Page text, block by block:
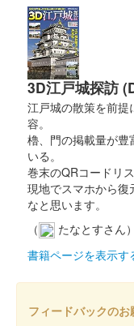
箕輪城 登城
ット
販売終了
箕輪城 御城
販売終了
群馬戦国御城印サミ
箕輪城 御城
販売終了
3D江戸城探訪
江戸城の散策を前提
容。
櫓、門の掲載量が豊
いる。
巻末のQRコードリ
現地でスマホから
なと思います。
（
たなとすさん）
書籍ページを表示す
フィードバックのお